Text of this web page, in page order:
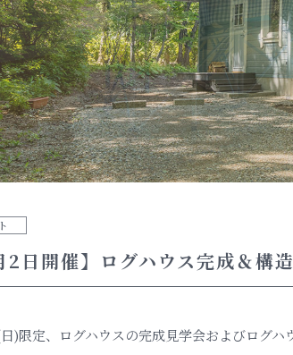
2日開催】ログハウス完成＆構
)限定、ログハウスの完成見学会およびログハ